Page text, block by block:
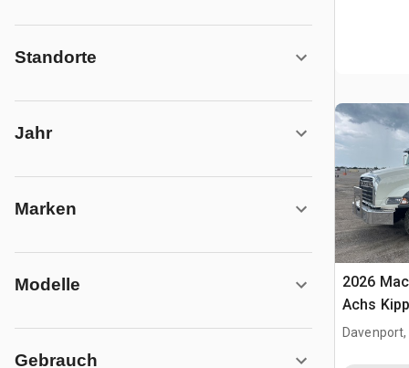
Standorte
Jahr
Marken
Modelle
Gebrauch
2026
Achs
Davenport,